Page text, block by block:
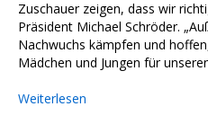
Zuschauer zeigen, dass wir
Präsident Michael Schröder.
Nachwuchs kämpfen und
Mädchen und Jungen für
Weiterlesen